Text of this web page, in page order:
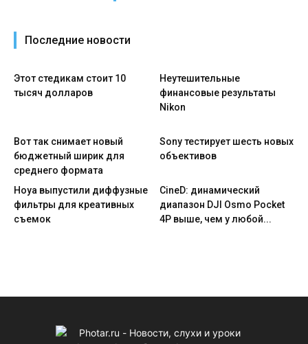
Последние новости
Этот стедикам стоит 10
тысяч долларов
Неутешительные
финансовые результаты
Nikon
Вот так снимает новый
бюджетный ширик для
среднего формата
Sony тестирует шесть новых
объективов
Hoya выпустили диффузные
фильтры для креативных
съемок
CineD: динамический
диапазон DJI Osmo Pocket
4P выше, чем у любой...